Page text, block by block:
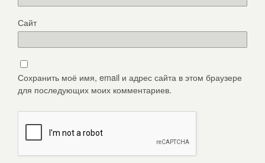
Сайт
Сохранить моё имя, email и адрес сайта в этом браузере
для последующих моих комментариев.